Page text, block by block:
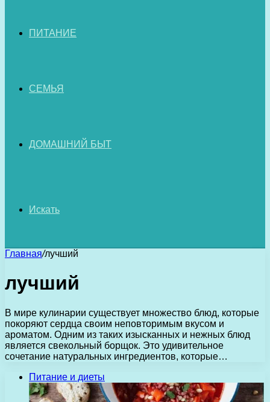
ПИТАНИЕ
СЕМЬЯ
ДОМАШНИЙ БЫТ
Искать
Главная/лучший
лучший
В мире кулинарии существует множество блюд, которые
покоряют сердца своим неповторимым вкусом и
ароматом. Одним из таких изысканных и нежных блюд
является свекольный борщок. Это удивительное
сочетание натуральных ингредиентов, которые…
Питание и диеты